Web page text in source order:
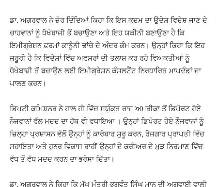
ਡਾ. ਅਗਰਵਾਲ ਨੇ ਜ਼ੋਰ ਦਿੰਦਿਆਂ ਕਿਹਾ ਕਿ ਇਸ ਕਦਮ ਦਾ ਉਦੇਸ਼ ਵਿਦੇਸ਼ ਜਾਣ ਦੇ
ਚਾਹਵਾਨਾਂ ਨੂੰ ਧੋਖੇਬਾਜ਼ੀ ਤੋਂ ਬਚਾਉਣਾ ਅਤੇ ਇਹ ਯਕੀਨੀ ਬਣਾਉਣਾ ਹੈ ਕਿ
ਇਮੀਗ੍ਰੇਸ਼ਨ ਫ਼ਰਮਾਂ ਕਾਨੂੰਨੀ ਢਾਂਚੇ ਦੇ ਅੰਦਰ ਕੰਮ ਕਰਨ। ਉਨ੍ਹਾਂ ਕਿਹਾ ਕਿ ਇਹ
ਜ਼ਰੂਰੀ ਹੈ ਕਿ ਵਿਦੇਸ਼ਾਂ ਵਿੱਚ ਅਵਸਰਾਂ ਦੀ ਤਲਾਸ਼ ਕਰ ਰਹੇ ਵਿਅਕਤੀਆਂ ਨੂੰ
ਧੋਖੇਬਾਜ਼ੀ ਤੋਂ ਬਚਾਉਣ ਲਈ ਇਮੀਗ੍ਰੇਸ਼ਨ ਕੰਸਲਟੈਂਟ ਨਿਰਧਾਰਿਤ ਮਾਪਦੰਡਾਂ ਦਾ
ਪਾਲਣ ਕਰਨ।
ਡਿਪਟੀ ਕਮਿਸ਼ਨਰ ਨੇ ਹਾਲ ਹੀ ਵਿੱਚ ਸਯੁੰਕਤ ਰਾਜ ਅਮਰੀਕਾ ਤੋਂ ਡਿਪੋਰਟ ਹੋਏ
ਨੌਜਵਾਨਾਂ ਵੱਲ ਮਦਦ ਦਾ ਹੱਥ ਵੀ ਵਧਾਇਆ । ਉਨ੍ਹਾਂ ਡਿਪੋਰਟ ਹੋਏ ਨੌਜਵਾਨਾਂ ਨੂੰ
ਜ਼ਿਲ੍ਹਾ ਪ੍ਰਸ਼ਾਸਨ ਵੱਲੋਂ ਉਨ੍ਹਾਂ ਨੂੰ ਕਾਰੋਬਾਰ ਸ਼ੁਰੂ ਕਰਨ, ਰੋਜ਼ਗਾਰ ਪ੍ਰਾਪਤੀ ਵਿੱਚ
ਸਹਾਇਤਾ ਅਤੇ ਹੁਨਰ ਵਿਕਾਸ ਰਾਹੀਂ ਉਨ੍ਹਾਂ ਦੇ ਕਰੀਅਰ ਦੇ ਮੁੜ ਨਿਰਮਾਣ ਵਿੱਚ
ਵੱਧ ਤੋਂ ਵੱਧ ਮਦਦ ਕਰਨ ਦਾ ਭਰੋਸਾ ਦਿੱਤਾ।
ਡਾ. ਅਗਰਵਾਲ ਨੇ ਕਿਹਾ ਕਿ ਮੁੱਖ ਮੰਤਰੀ ਭਗਵੰਤ ਸਿੰਘ ਮਾਨ ਦੀ ਅਗਵਾਈ ਵਾਲੀ